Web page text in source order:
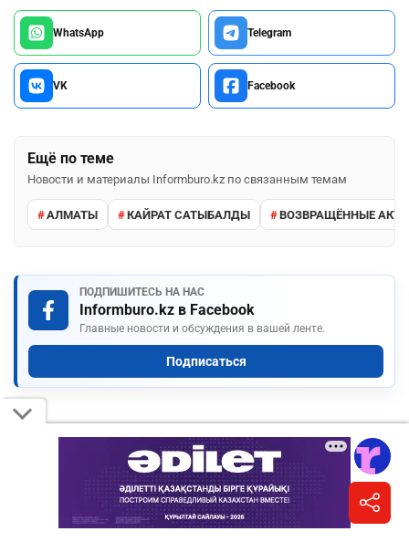
WhatsApp Telegram
VK Facebook
Ещё по теме
Новости и материалы Informburo.kz по связанным темам
АЛМАТЫ КАЙРАТ САТЫБАЛДЫ ВОЗВРАЩЁННЫЕ
ПОДПИШИТЕСЬ НА НАС
Informburo.kz в Facebook
Главные новости и обсуждения в вашей ленте.
Подписаться
КОММЕНТАРИИ
Необходимоавторизоваться